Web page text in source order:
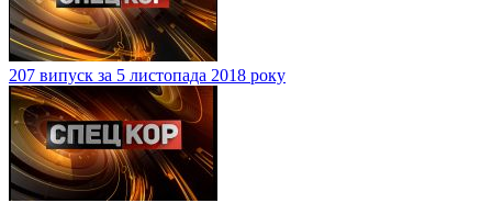
207 випуск за 5 листопада 2018 року